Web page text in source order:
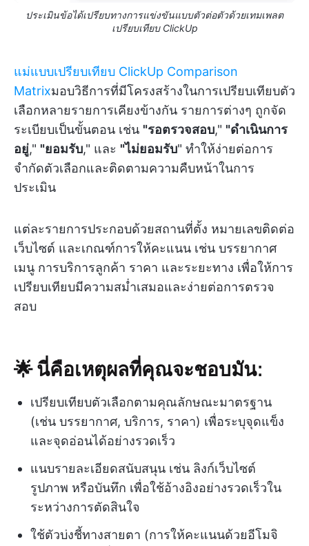
ประเมินข้อได้เปรียบทางการแข่งขันแบบตัวต่อตัวด้วยเทมเพลต
เปรียบเทียบ ClickUp
แม่แบบเปรียบเทียบ ClickUp Comparison
Matrixมอบวิธีการที่มีโครงสร้างในการเปรียบเทียบตัว
เลือกหลายรายการเคียงข้างกัน รายการต่างๆ ถูกจัด
ระเบียบเป็นขั้นตอน เช่น "รอตรวจสอบ," "ดำเนินการ
อยู่," "ยอมรับ," และ "ไม่ยอมรับ" ทำให้ง่ายต่อการ
จำกัดตัวเลือกและติดตามความคืบหน้าในการ
ประเมิน
แต่ละรายการประกอบด้วยสถานที่ตั้ง หมายเลขติดต่อ
เว็บไซต์ และเกณฑ์การให้คะแนน เช่น บรรยากาศ
เมนู การบริการลูกค้า ราคา และระยะทาง เพื่อให้การ
เปรียบเทียบมีความสม่ำเสมอและง่ายต่อการตรวจ
สอบ
🌟 นี่คือเหตุผลที่คุณจะชอบมัน:
เปรียบเทียบตัวเลือกตามคุณลักษณะมาตรฐาน
(เช่น บรรยากาศ, บริการ, ราคา) เพื่อระบุจุดแข็ง
และจุดอ่อนได้อย่างรวดเร็ว
แนบรายละเอียดสนับสนุน เช่น ลิงก์เว็บไซต์
รูปภาพ หรือบันทึก เพื่อใช้อ้างอิงอย่างรวดเร็วใน
ระหว่างการตัดสินใจ
ใช้ตัวบ่งชี้ทางสายตา (การให้คะแนนด้วยอีโมจิ